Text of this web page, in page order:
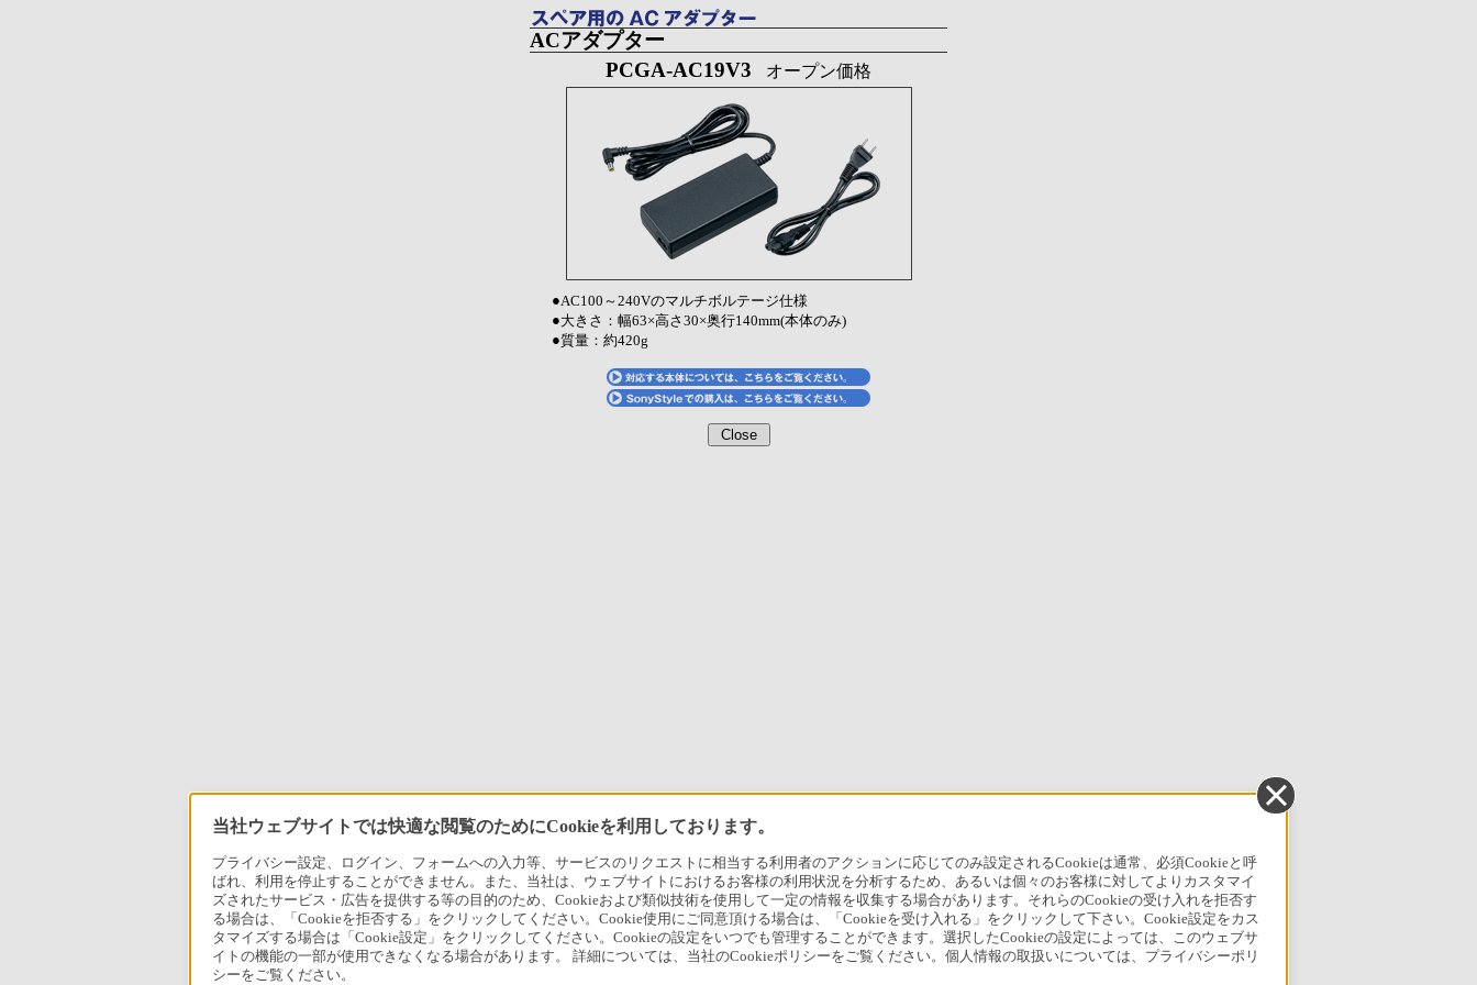
ACアダプター
PCGA-AC19V3
オープン価格
●AC100～240Vのマルチボルテージ仕様
●大きさ：幅63×高さ30×奥行140mm(本体のみ)
●質量：約420g
当社ウェブサイトでは快適な閲覧のためにCookieを利用しております。
プライバシー設定、ログイン、フォームへの入力等、サービスのリクエストに相当する利用者のアクションに応じてのみ設定されるCookieは通常、必須Cookieと呼
ばれ、利用を停止することができません。また、当社は、ウェブサイトにおけるお客様の利用状況を分析するため、あるいは個々のお客様に対してよりカスタマイ
ズされたサービス・広告を提供する等の目的のため、Cookieおよび類似技術を使用して一定の情報を収集する場合があります。それらのCookieの受け入れを拒否す
る場合は、「Cookieを拒否する」をクリックしてください。Cookie使用にご同意頂ける場合は、「Cookieを受け入れる」をクリックして下さい。Cookie設定をカス
タマイズする場合は「Cookie設定」をクリックしてください。Cookieの設定をいつでも管理することができます。選択したCookieの設定によっては、このウェブサ
イトの機能の一部が使用できなくなる場合があります。 詳細については、当社のCookieポリシーをご覧ください。個人情報の取扱いについては、プライバシーポリ
シーをご覧ください。